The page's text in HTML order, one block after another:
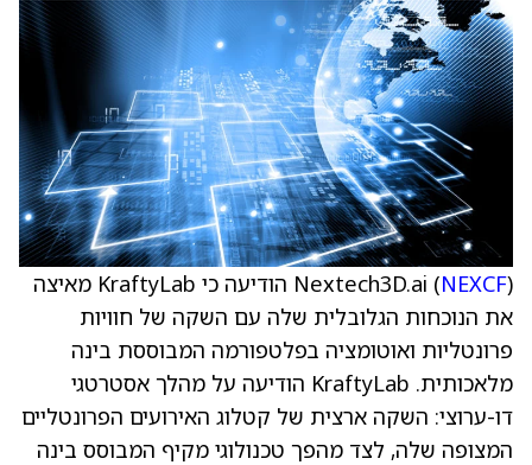
Nextech3D.ai (NEXCF
) הודיעה כי KraftyLab מאיצה
את הנוכחות הגלובלית שלה עם השקה של חוויות
פרונטליות ואוטומציה בפלטפורמה המבוססת בינה
מלאכותית. KraftyLab הודיעה על מהלך אסטרטגי
דו-ערוצי: השקה ארצית של קטלוג האירועים הפרונטליים
המצופה שלה, לצד מהפך טכנולוגי מקיף המבוסס בינה